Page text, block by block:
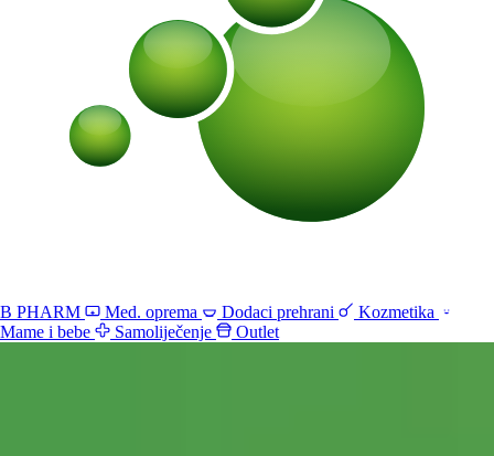
B PHARM Med. oprema Dodaci prehrani
Kozmetika
Mame i bebe
Samoliječenje Outlet